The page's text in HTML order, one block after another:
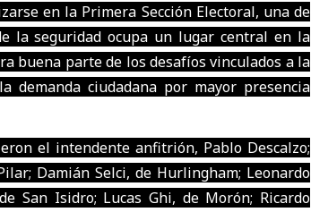
en la Primera Sección Electoral, una de
la seguridad ocupa un lugar central en la
buena parte de los desafíos vinculados a la
demanda ciudadana por mayor presencia
el intendente anfitrión, Pablo Descalzo;
Damián Selci, de Hurlingham; Leonardo
San Isidro; Lucas Ghi, de Morón; Ricardo